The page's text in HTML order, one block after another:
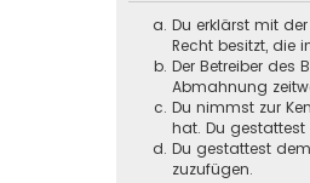
Du erklärst mit
Recht besitzt, die
Der Betreiber
Abmahnung
Du nimmst zur
hat. Du gestattest
Du gestattest
zuzufügen.